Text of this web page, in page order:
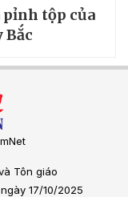
pỉnh tộp của
Bắc
Tôn giáo
17/10/2025